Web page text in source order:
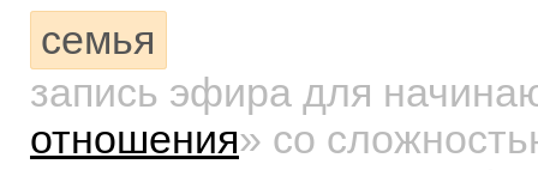
семья
запись эфира для
отношения» со